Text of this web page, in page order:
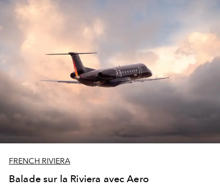
FRENCH RIVIERA
Balade sur la Riviera avec Aero